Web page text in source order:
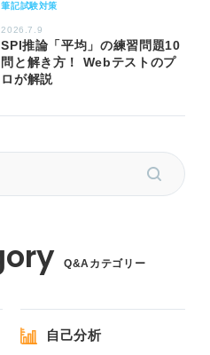
筆記試験対策
2026.7.9
SPI推論「平均」の練習問題10
問と解き方！ Webテストのプ
ロが解説
Q&Aカテゴリー
自己分析